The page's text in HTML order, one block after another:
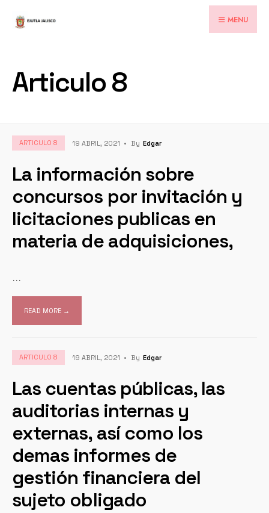
MENU
Articulo 8
ARTICULO 8 19 ABRIL, 2021 • By Edgar
La información sobre
concursos por invitación y
licitaciones publicas en
materia de adquisiciones,
...
READ MORE →
ARTICULO 8 19 ABRIL, 2021 • By Edgar
Las cuentas públicas, las
auditorias internas y
externas, así como los
demas informes de
gestión financiera del
sujeto obligado